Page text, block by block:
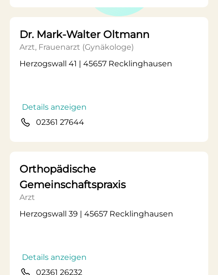
Dr. Mark-Walter Oltmann
Arzt, Frauenarzt (Gynäkologe)
Herzogswall 41 | 45657 Recklinghausen
Details anzeigen
02361 27644
Orthopädische
Gemeinschaftspraxis
Arzt
Herzogswall 39 | 45657 Recklinghausen
Details anzeigen
02361 26232